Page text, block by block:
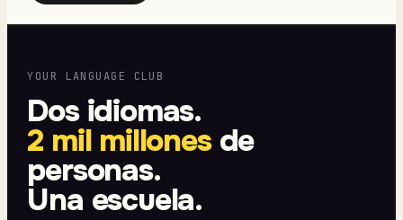
YOUR LANGUAGE CLUB
Dos idiomas.
2 mil millonesde
personas.
Una escuela.